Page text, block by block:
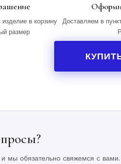
в корзину
размер
Доставляем в
мы обязательно свяжемся с